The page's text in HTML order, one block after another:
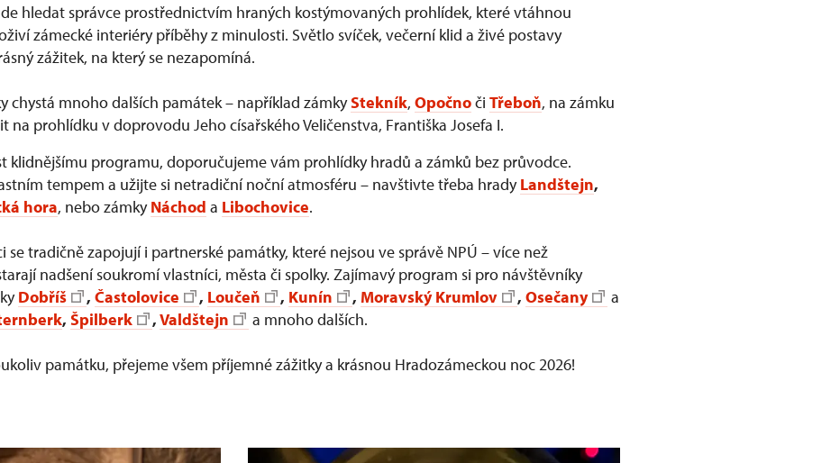
hledat správce prostřednictvím hraných kostýmovaných prohlídek, které vtáhnou
zámecké interiéry příběhy z minulosti. Světlo svíček, večerní klid a živé postavy
zážitek, na který se nezapomíná.
chystá mnoho dalších památek – například zámkyStekník, Opočnoči Třeboň, na zámku
na prohlídku v doprovodu Jeho císařského Veličenstva, Františka Josefa I.
klidnějšímu programu, doporučujeme vám prohlídky hradů a zámků bez průvodce.
tempem a užijte si netradiční noční atmosféru – navštivte třeba hradyLandštejn,
hora, nebo zámkyNáchod a Libochovice.
se tradičně zapojují i partnerské památky, které nejsou ve správě NPÚ – více než
nadšení soukromí vlastníci, města či spolky. Zajímavý program si pro návštěvníky
Dobříš , Častolovice , Loučeň , Kunín , Moravský Krumlov , Osečany
a
, Špilberk ,Valdštejn a mnoho dalších.
památku, přejeme všem příjemné zážitky a krásnou Hradozámeckou noc 2026!